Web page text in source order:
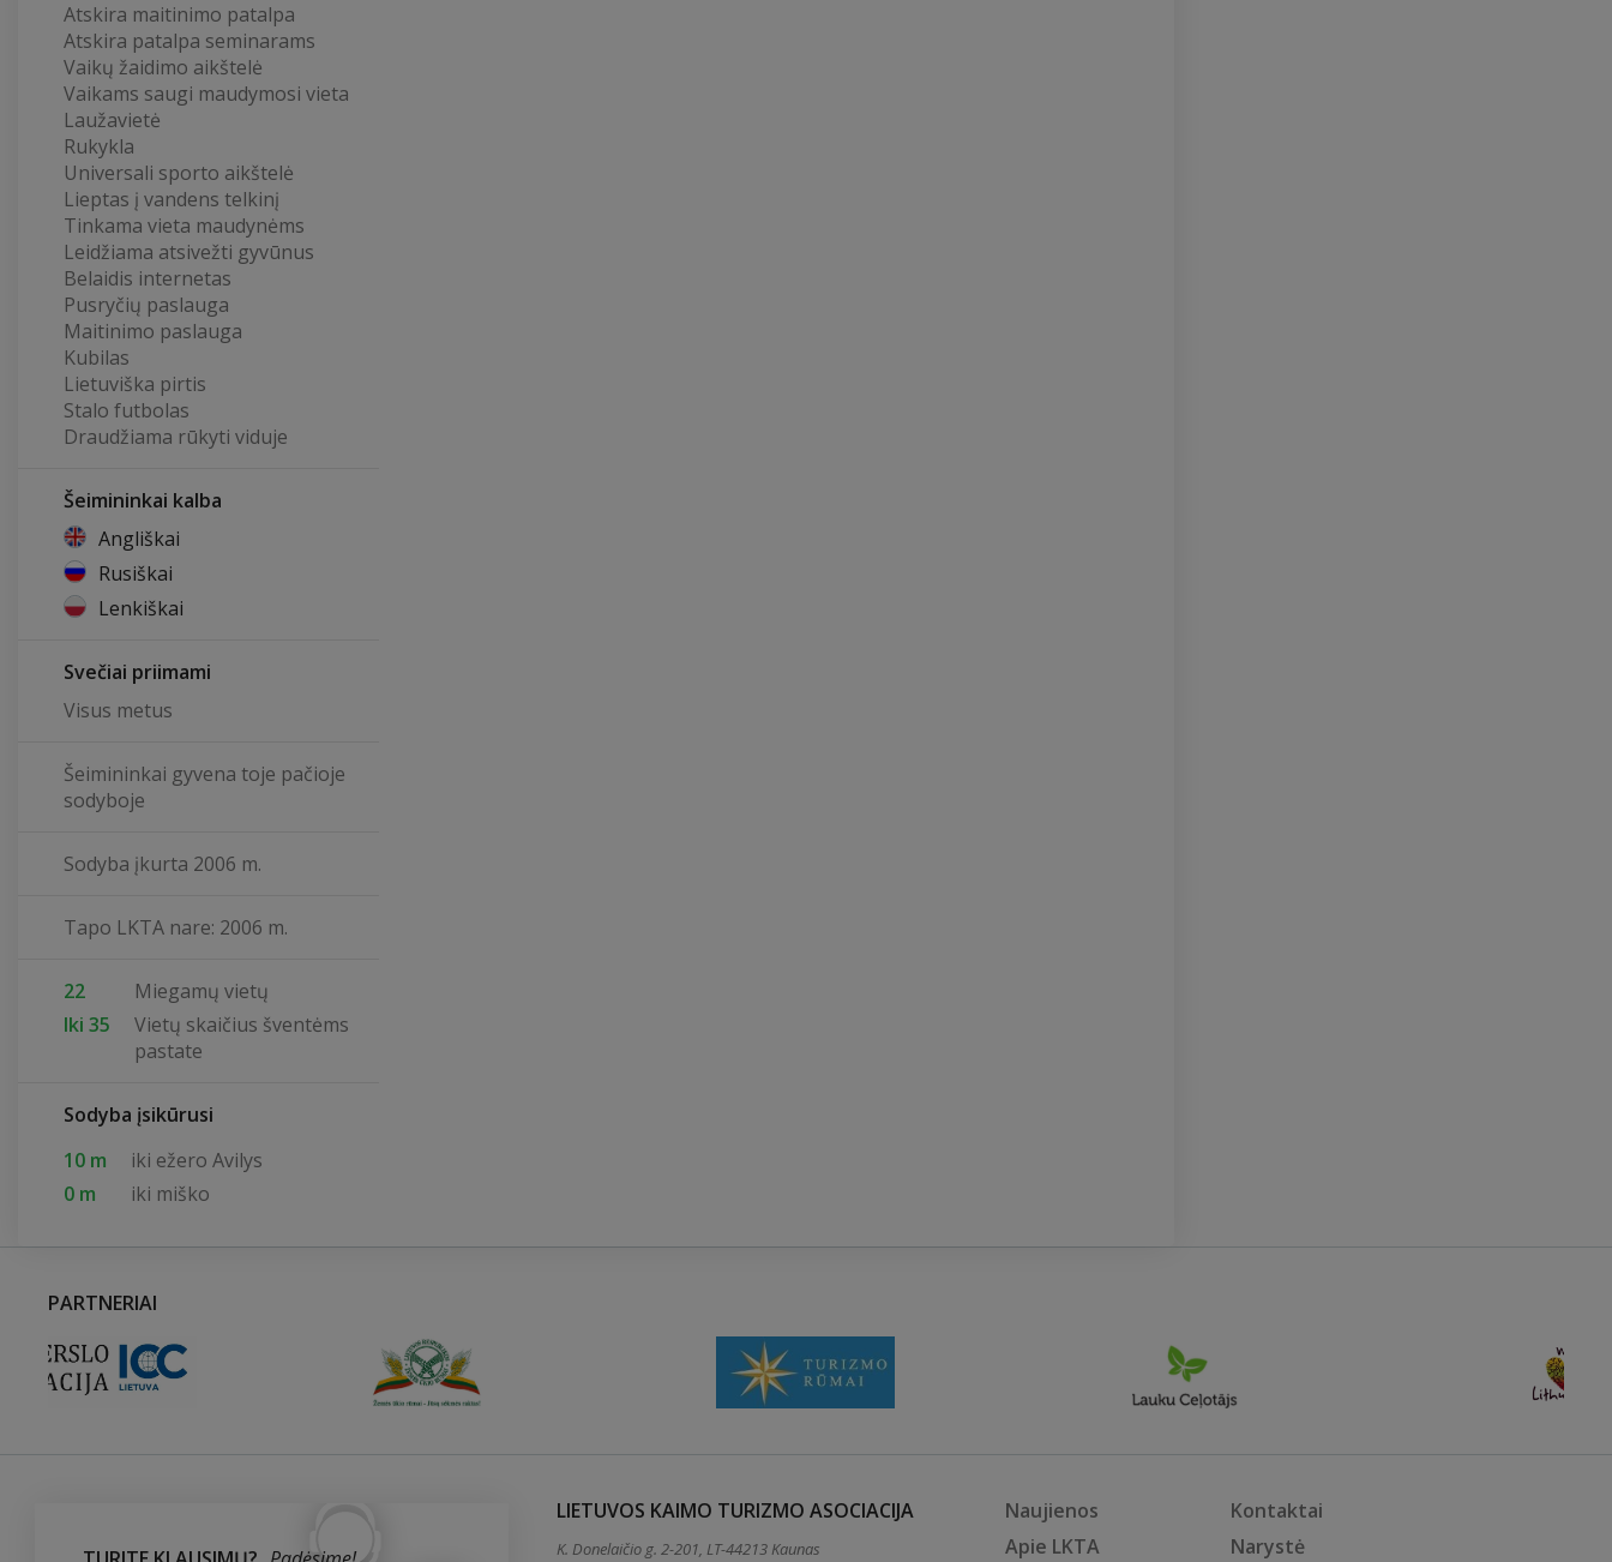
Atskira maitinimo patalpa
Atskira patalpa seminarams
Vaikų žaidimo aikštelė
Vaikams saugi maudymosi vieta
Laužavietė
Rukykla
Universali sporto aikštelė
Lieptas į vandens telkinį
Tinkama vieta maudynėms
Leidžiama atsivežti gyvūnus
Belaidis internetas
Pusryčių paslauga
Maitinimo paslauga
Kubilas
Lietuviška pirtis
Stalo futbolas
Draudžiama rūkyti viduje
Šeimininkai kalba
Angliškai
Rusiškai
Lenkiškai
Svečiai priimami
Visus metus
Šeimininkai gyvena toje pačioje
sodyboje
Sodyba įkurta 2006 m.
Tapo LKTA nare: 2006 m.
22
Miegamų vietų
Iki 35
Vietų skaičius šventėms
pastate
Sodyba įsikūrusi
10 m
iki ežero Avilys
0 m
iki miško
PARTNERIAI
LIETUVOS KAIMO TURIZMO ASOCIACIJA
K. Donelaičio g. 2-201, LT-44213 Kaunas
Naujienos
Kontaktai
Apie LKTA
Narystė